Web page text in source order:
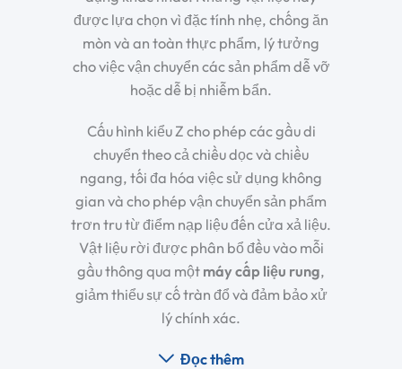
được lựa chọn vì đặc tính nhẹ, chống ăn
mòn và an toàn thực phẩm, lý tưởng
cho việc vận chuyển các sản phẩm dễ vỡ
hoặc dễ bị nhiễm bẩn.
Cấu hình kiểu Z cho phép các gầu di
chuyển theo cả chiều dọc và chiều
ngang, tối đa hóa việc sử dụng không
gian và cho phép vận chuyển sản phẩm
trơn tru từ điểm nạp liệu đến cửa xả liệu.
Vật liệu rời được phân bổ đều vào mỗi
gầu thông qua một máy cấp liệu rung,
giảm thiểu sự cố tràn đổ và đảm bảo xử
lý chính xác.
Đọc thêm